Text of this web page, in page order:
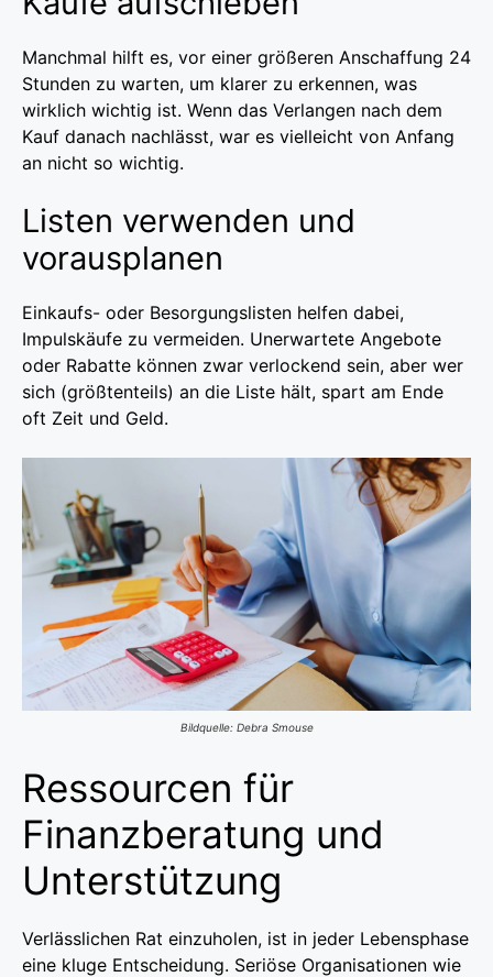
Manchmal hilft es, vor einer größeren Anschaffung 24
Stunden zu warten, um klarer zu erkennen, was
wirklich wichtig ist. Wenn das Verlangen nach dem
Kauf danach nachlässt, war es vielleicht von Anfang
an nicht so wichtig.
Listen verwenden und
vorausplanen
Einkaufs- oder Besorgungslisten helfen dabei,
Impulskäufe zu vermeiden. Unerwartete Angebote
oder Rabatte können zwar verlockend sein, aber wer
sich (größtenteils) an die Liste hält, spart am Ende
oft Zeit und Geld.
Bildquelle: Debra Smouse
Ressourcen für
Finanzberatung und
Unterstützung
Verlässlichen Rat einzuholen, ist in jeder Lebensphase
eine kluge Entscheidung. Seriöse Organisationen wie